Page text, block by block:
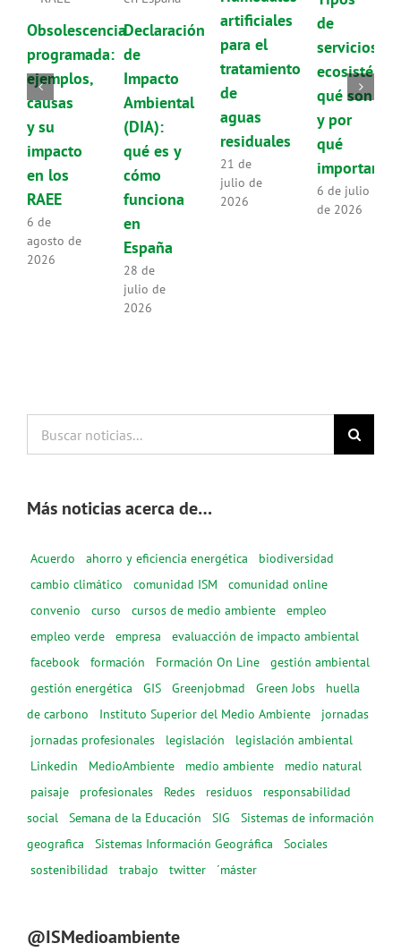
Obsolescencia
programada:
ejemplos,
causas
y su
impacto
en los
RAEE
6 de
agosto de
2026
Declaración
de
Impacto
Ambiental
(DIA):
qué es y
cómo
funciona
en
España
28 de
julio de
2026
artificiales
para el
tratamiento
de
aguas
residuales
21 de
julio de
2026
de
servicios
qué son
y por
qué
importan
6 de julio
de 2026
noticias...
Más noticias acerca de…
Acuerdo ahorro y eficiencia energética
biodiversidad
cambio climático
comunidad ISM
comunidad online
convenio
curso cursos de medio ambiente
empleo
empleo verde
empresa
evaluacción de impacto ambiental
facebook
formación Formación On Line
gestión ambiental
gestión energética
GIS Greenjobmad Green Jobs
huella
de carbono
Instituto Superior del Medio Ambiente
jornadas
jornadas profesionales
legislación
legislación ambiental
Linkedin
MedioAmbiente medio ambiente
medio natural
paisaje
profesionales Redes residuos
responsabilidad
social
Semana de la Educación SIG
Sistemas de información
geografica
Sistemas Información Geográfica
Sociales
sostenibilidad
trabajo twitter ´máster
@ISMedioambiente